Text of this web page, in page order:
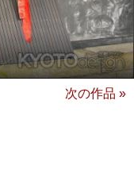
次の作品 »